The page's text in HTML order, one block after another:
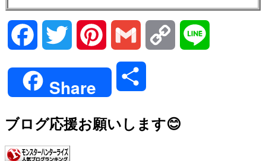
Facebook Twitter Pinterest Gmail Copy
Share
ブログ応援お願いします😊